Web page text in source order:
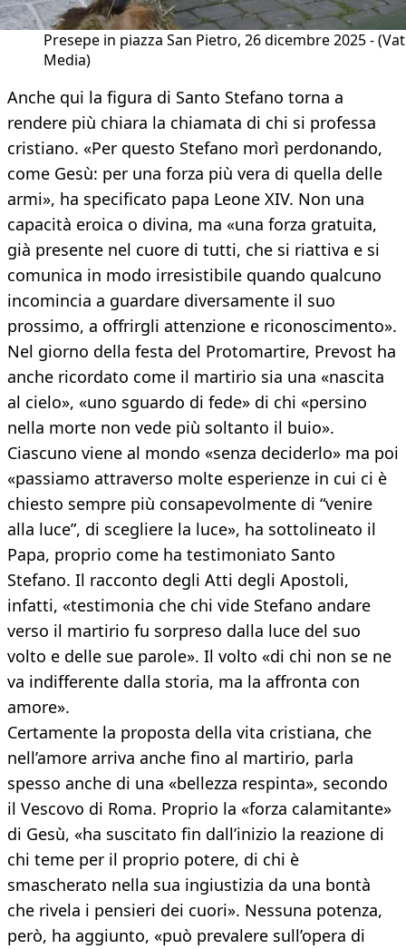
Presepe in piazza San Pietro, 26 dicembre 2025 -
Media)
Anche qui la figura di Santo Stefano torna a
rendere più chiara la chiamata di chi si professa
cristiano. «Per questo Stefano morì perdonando,
come Gesù: per una forza più vera di quella delle
armi», ha specificato papa Leone XIV. Non una
capacità eroica o divina, ma «una forza gratuita,
già presente nel cuore di tutti, che si riattiva e si
comunica in modo irresistibile quando qualcuno
incomincia a guardare diversamente il suo
prossimo, a offrirgli attenzione e riconoscimento».
Nel giorno della festa del Protomartire, Prevost ha
anche ricordato come il martirio sia una «nascita
al cielo», «uno sguardo di fede» di chi «persino
nella morte non vede più soltanto il buio».
Ciascuno viene al mondo «senza deciderlo» ma poi
«passiamo attraverso molte esperienze in cui ci è
chiesto sempre più consapevolmente di “venire
alla luce”, di scegliere la luce», ha sottolineato il
Papa, proprio come ha testimoniato Santo
Stefano. Il racconto degli Atti degli Apostoli,
infatti, «testimonia che chi vide Stefano andare
verso il martirio fu sorpreso dalla luce del suo
volto e delle sue parole». Il volto «di chi non se ne
va indifferente dalla storia, ma la affronta con
amore».
Certamente la proposta della vita cristiana, che
nell’amore arriva anche fino al martirio, parla
spesso anche di una «bellezza respinta», secondo
il Vescovo di Roma. Proprio la «forza calamitante»
di Gesù, «ha suscitato fin dall’inizio la reazione di
chi teme per il proprio potere, di chi è
smascherato nella sua ingiustizia da una bontà
che rivela i pensieri dei cuori». Nessuna potenza,
però, ha aggiunto, «può prevalere sull’opera di